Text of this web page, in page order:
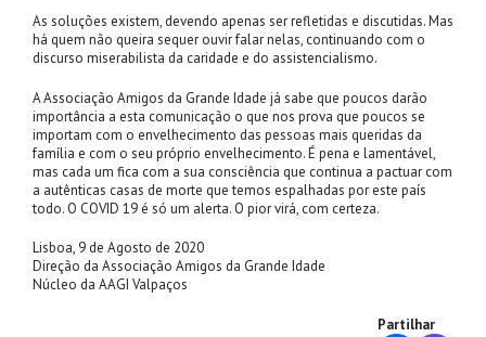
As soluções existem, devendo apenas ser refletidas e discutidas. Mas
há quem não queira sequer ouvir falar nelas, continuando com o
discurso miserabilista da caridade e do assistencialismo.
A Associação Amigos da Grande Idade já sabe que poucos darão
importância a esta comunicação o que nos prova que poucos se
importam com o envelhecimento das pessoas mais queridas da
família e com o seu próprio envelhecimento. É pena e lamentável,
mas cada um fica com a sua consciência que continua a pactuar com
a autênticas casas de morte que temos espalhadas por este país
todo. O COVID 19 é só um alerta. O pior virá, com certeza.
Lisboa, 9 de Agosto de 2020
Direção da Associação Amigos da Grande Idade
Núcleo da AAGI Valpaços
Partilhar